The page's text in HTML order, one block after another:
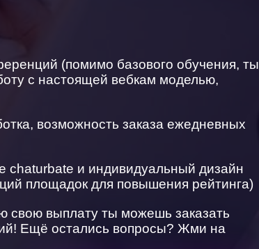
(помимо базового обучения, ты
с настоящей вебкам моделью,
возможность заказа ежедневных
chaturbate и индивидуальный дизайн
площадок для повышения рейтинга)
свою выплату ты можешь заказать
Ещё остались вопросы? Жми на